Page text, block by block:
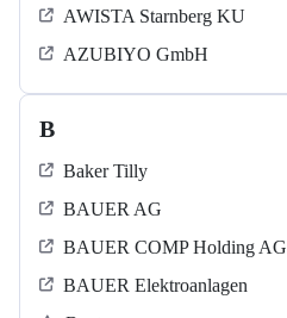
AWISTA Starnberg KU
AZUBIYO GmbH
B
Baker Tilly
BAUER AG
BAUER COMP Holding AG
BAUER Elektroanlagen